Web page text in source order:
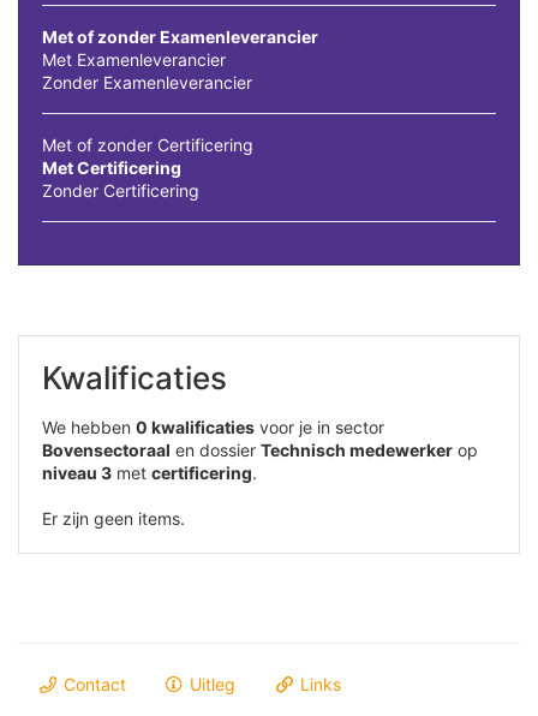
Met of zonder Examenleverancier
Met Examenleverancier
Zonder Examenleverancier
Met of zonder Certificering
Met Certificering
Zonder Certificering
Kwalificaties
We hebben 0 kwalificaties voor je in sector
Bovensectoraal en dossier Technisch medewerker op
niveau 3 met certificering.
Er zijn geen items.
Contact Uitleg Links